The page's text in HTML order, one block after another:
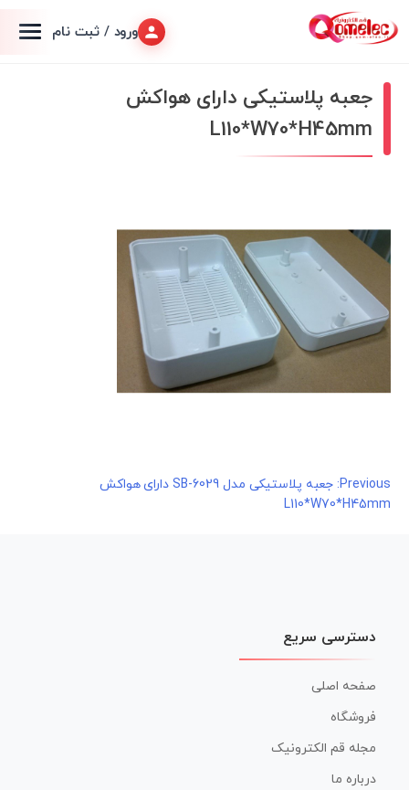
ورود / ثبت نام
جعبه پلاستیکی دارای هواکش
L110*W70*H45mm
راهبری
Previous:
جعبه پلاستیکی مدل SB-6029 دارای هواکش
L110*W70*H45mm
دسترسی سریع
صفحه اصلی
فروشگاه
مجله قم الکترونیک
درباره ما